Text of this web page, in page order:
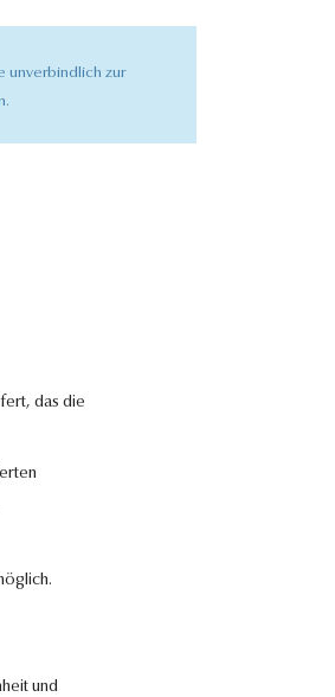
unverbindlich zur
das die
und